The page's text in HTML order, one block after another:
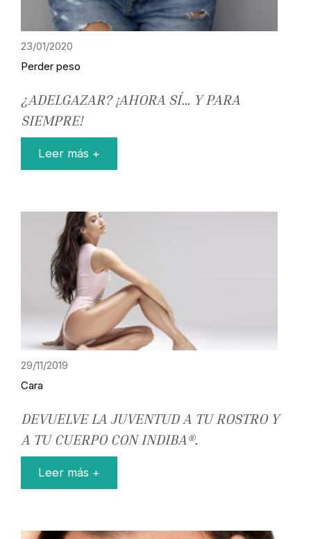
23/01/2020
Perder peso
¿ADELGAZAR? ¡AHORA SÍ… Y PARA
SIEMPRE!
Leer más +
29/11/2019
Cara
DEVUELVE LA JUVENTUD A TU ROSTRO Y
A TU CUERPO CON INDIBA®.
Leer más +